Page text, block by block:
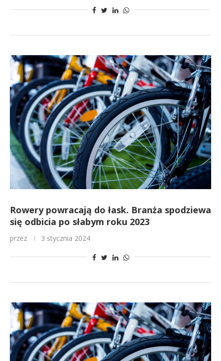
Rowery powracają do łask. Branża spodziewa
się odbicia po słabym roku 2023
przez 3 stycznia 2024